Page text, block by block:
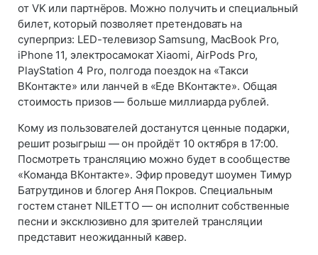
от VK или партнёров. Можно получить и специальный
билет, который позволяет претендовать на
суперприз: LED-телевизор Samsung, MacBook Pro,
iPhone 11, электросамокат Xiaomi, AirPods Pro,
PlayStation 4 Pro, полгода поездок на «Такси
ВКонтакте» или ланчей в «Еде ВКонтакте». Общая
стоимость призов — больше миллиарда рублей.
Кому из пользователей достанутся ценные подарки,
решит розыгрыш — он пройдёт 10 октября в 17:00.
Посмотреть трансляцию можно будет в сообществе
«Команда ВКонтакте». Эфир проведут шоумен Тимур
Батрутдинов и блогер Аня Покров. Специальным
гостем станет NILETTO — он исполнит собственные
песни и эксклюзивно для зрителей трансляции
представит неожиданный кавер.